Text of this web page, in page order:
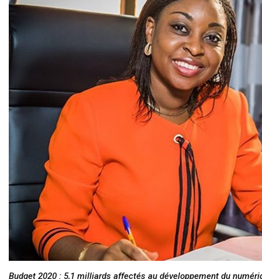
Budget 2020 : 5,1 milliards affectés au développement du